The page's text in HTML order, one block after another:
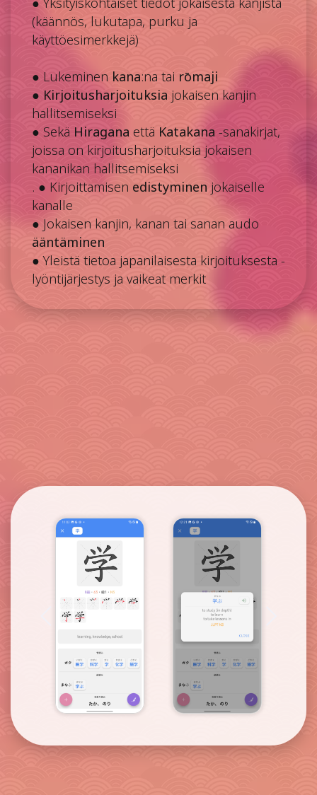
(käännös, lukutapa, purku ja
käyttöesimerkkejä)
● Lukeminen kana:na tai rōmaji
● Kirjoitusharjoituksia jokaisen kanjin
hallitsemiseksi
● Sekä Hiragana että Katakana -sanakirjat,
joissa on kirjoitusharjoituksia jokaisen
kananikan hallitsemiseksi
. ● Kirjoittamisen edistyminen jokaiselle
kanalle
● Jokaisen kanjin, kanan tai sanan audo
ääntäminen
● Yleistä tietoa japanilaisesta kirjoituksesta -
lyöntijärjestys ja vaikeat merkit